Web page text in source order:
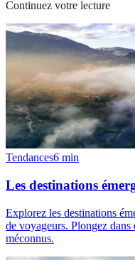
Continuez votre lecture
Tendances6 min
Les destinations
Explorez les destinations
de voyageurs. Plongez
méconnus.